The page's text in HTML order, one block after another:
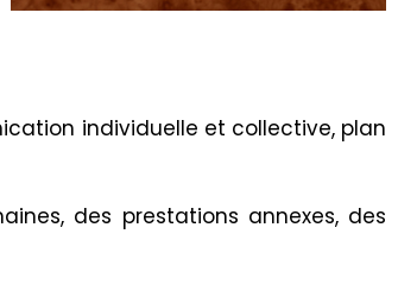
individuelle et collective, plan
des prestations annexes, des